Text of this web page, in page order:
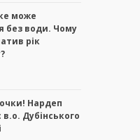
може
без води. Чому
рік
Нардеп
Дубінського